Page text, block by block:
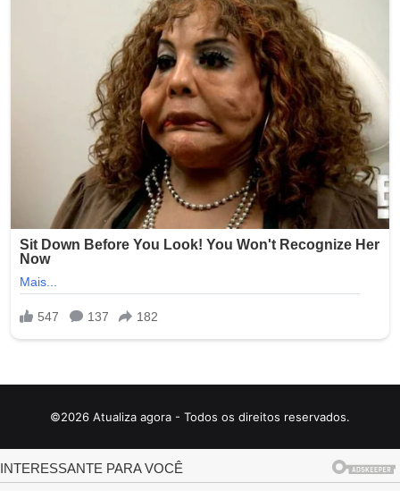
©2026 Atualiza agora - Todos os direitos reservados.